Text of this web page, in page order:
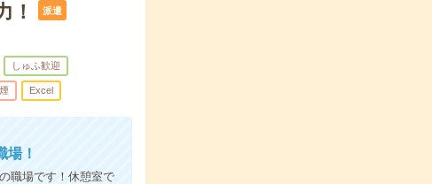
！ 派遣
しゅふ歓迎
Excel
場！
職場です！休憩室で